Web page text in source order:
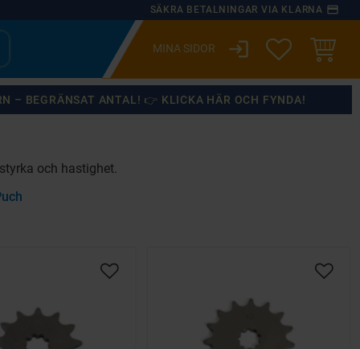
SÄKRA BETALNINGAR VIA KLARNA payment
login ÖNSKELISTA
– BEGRÄNSAT ANTAL! 👉 KLICKA HÄR OCH FYNDA!
och hastighet.